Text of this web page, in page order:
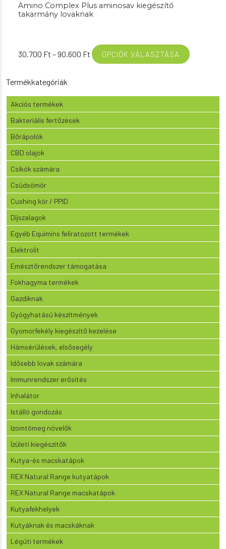
Amino Complex Plus aminosav kiegészítő
takarmány lovaknak
30.700 Ft –90.600 Ft Ártartomány:
30.700 Ft
OPCIÓK VÁLASZTÁSA
Termékkategóriák
Akciós termékek
Bakteriális fertőzések
Bőrápolók
CBD olajok
Csikók számára
Csüdsömör
Cushing kór / PPID
Díjszalagok
Egyéb Equimins feliratozott termékek
Elektrolit
Emésztőrendszer támogatása
Fokhagyma termékek
Gazdiknak
Gyógyhatású készítmények
Gyomorfekély kiegészítő kezelése
Hámsérülések, elsősegély
Idősebb lovak számára
Immunrendszer erősítés
Inhalátor
Istálló gondozás
Izomtömeg növelők
Ízületi kiegészítők
Kutya-és macskatápok
REX Natural Range kutyatápok
REX Natural Range macskatápok
Kutyafekhelyek
Kutyáknak és macskáknak
Légúti termékek